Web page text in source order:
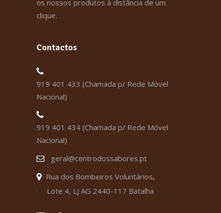
os nossos produtos à distância de um
clique.
Contactos
919 401 433 (Chamada p/ Rede Móvel
Nacional)
919 401 434 (Chamada p/ Rede Móvel
Nacional)
geral@centrodossabores.pt
Rua dos Bombeiros Voluntários,
Lote 4, LJ AG 2440-117 Batalha